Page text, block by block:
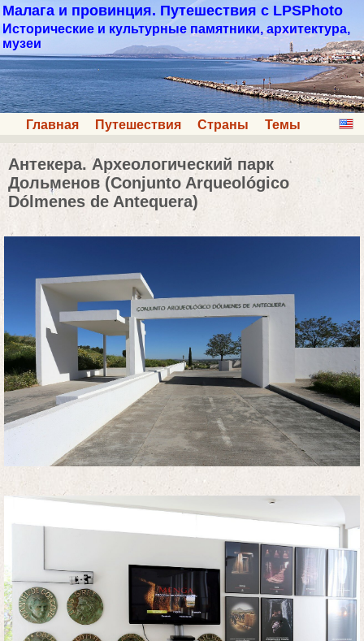
Малага и провинция. Путешествия с LPSPhoto
Исторические и культурные памятники, архитектура,
музеи
Главная Путешествия Страны Темы
Антекера. Археологический парк
Дольменов (Conjunto Arqueológico
Dólmenes de Antequera)